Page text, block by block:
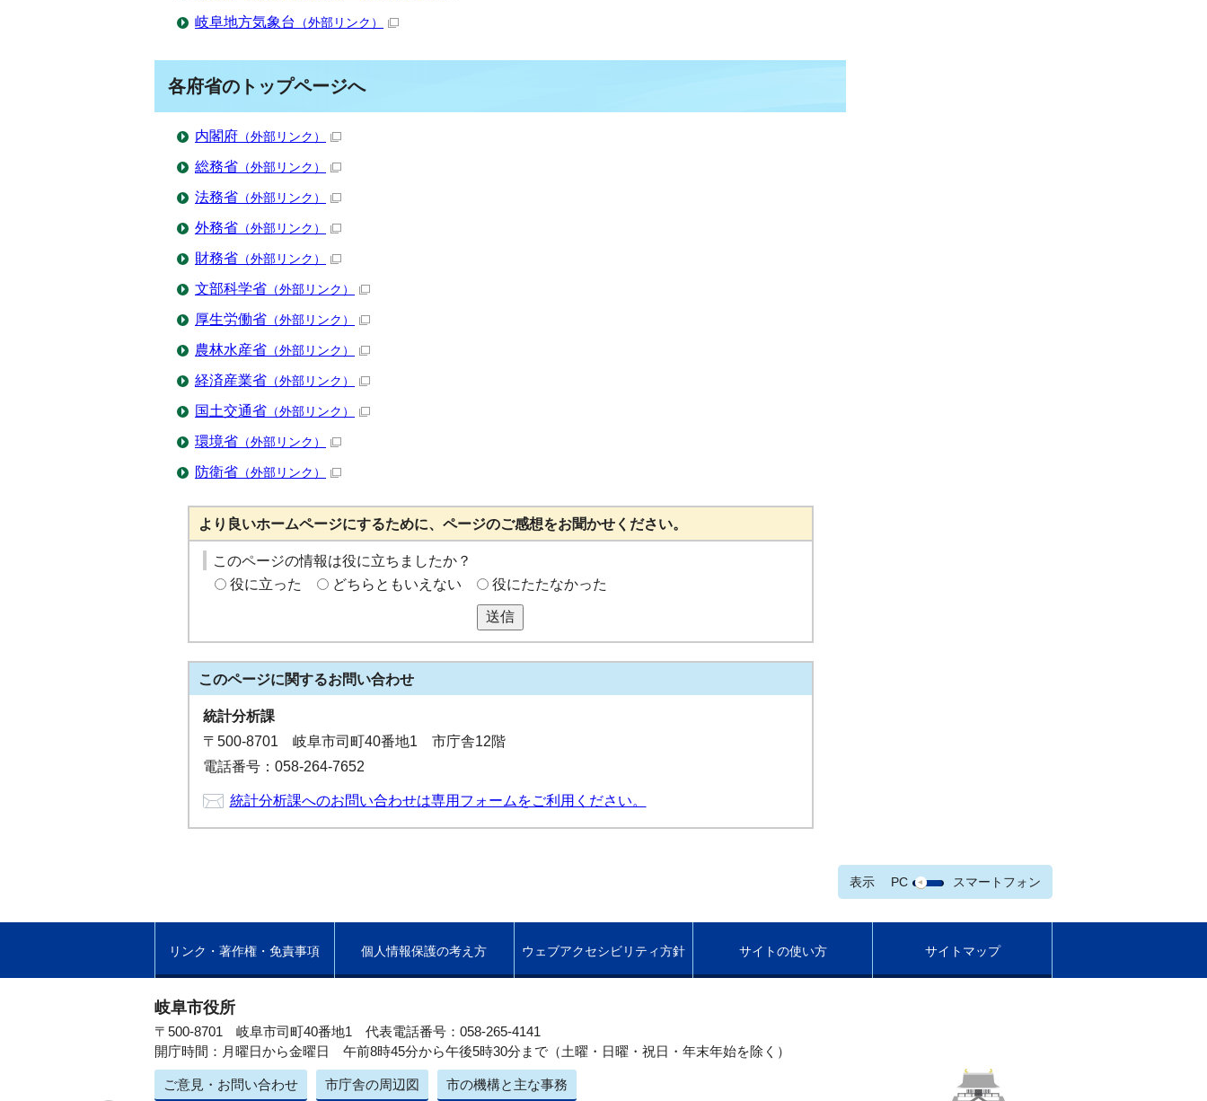
岐阜地方気象台 （外部リンク）
各府省のトップページへ
内閣府 （外部リンク）
総務省 （外部リンク）
法務省 （外部リンク）
外務省 （外部リンク）
財務省 （外部リンク）
文部科学省 （外部リンク）
厚生労働省 （外部リンク）
農林水産省 （外部リンク）
経済産業省 （外部リンク）
国土交通省 （外部リンク）
環境省 （外部リンク）
防衛省 （外部リンク）
より良いホームページにするために、ページのご感想をお聞かせください。
このページの情報は役に立ちましたか？
役に立った
どちらともいえない 役にたたなかった
送信
このページに関するお問い合わせ
統計分析課
〒500-8701 岐阜市司町40番地1 市庁舎12階
電話番号：058-264-7652
統計分析課へのお問い合わせは専用フォームをご利用ください。
表示 PC スマートフォン
リンク・著作権・免責事項 個人情報保護の考え方 ウェブアクセシビリティ方針 サイトの使い方 サイトマップ
岐阜市役所
〒500-8701 岐阜市司町40番地1 代表電話番号：058-265-4141
開庁時間：月曜日から金曜日 午前8時45分から午後5時30分まで（土曜・日曜・祝日・年末年始を除く）
ご意見・お問い合わせ 市庁舎の周辺図 市の機構と主な事務